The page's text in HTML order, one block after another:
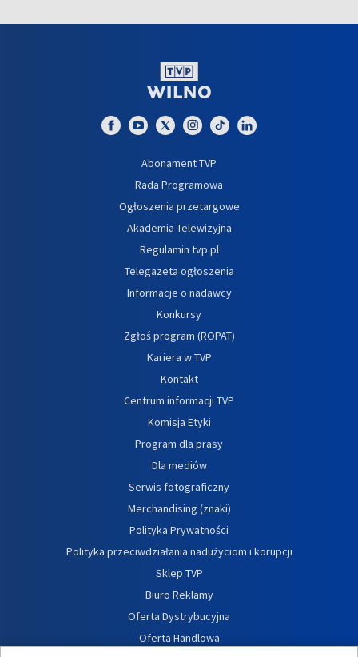
Abonament TVP
Rada Programowa
Ogłoszenia przetargowe
Akademia Telewizyjna
Regulamin tvp.pl
Telegazeta ogłoszenia
Informacje o nadawcy
Konkursy
Zgłoś program (ROPAT)
Kariera w TVP
Kontakt
Centrum informacji TVP
Komisja Etyki
Program dla prasy
Dla mediów
Serwis fotograficzny
Merchandising (znaki)
Polityka Prywatności
Polityka przeciwdziałania nadużyciom i korupcji
Sklep TVP
Biuro Reklamy
Oferta Dystrybucyjna
Oferta Handlowa